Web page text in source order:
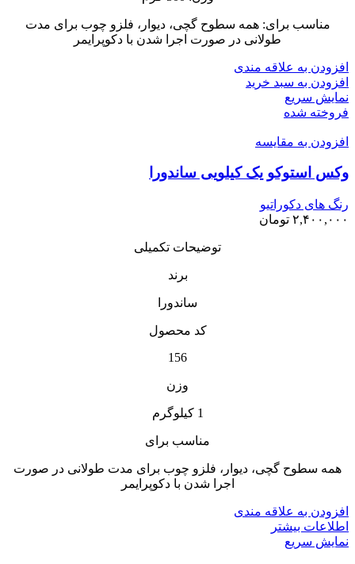
مناسب برای: همه سطوح گچى، دیوار، فلزو چوب براى مدت
طولانى در صورت اجرا شدن با دکوپرایمر
افزودن به علاقه مندی
افزودن به سبد خرید
نمایش سریع
فروخته شده
افزودن به مقایسه
وکس استوکو یک کیلویی ساندورا
رنگ های دکوراتیو
۲,۴۰۰,۰۰۰ تومان
توضیحات تکمیلی
برند
ساندورا
کد محصول
156
وزن
1 کیلوگرم
مناسب برای
همه سطوح گچى، دیوار، فلزو چوب براى مدت طولانى در صورت
اجرا شدن با دکوپرایمر
افزودن به علاقه مندی
اطلاعات بیشتر
نمایش سریع